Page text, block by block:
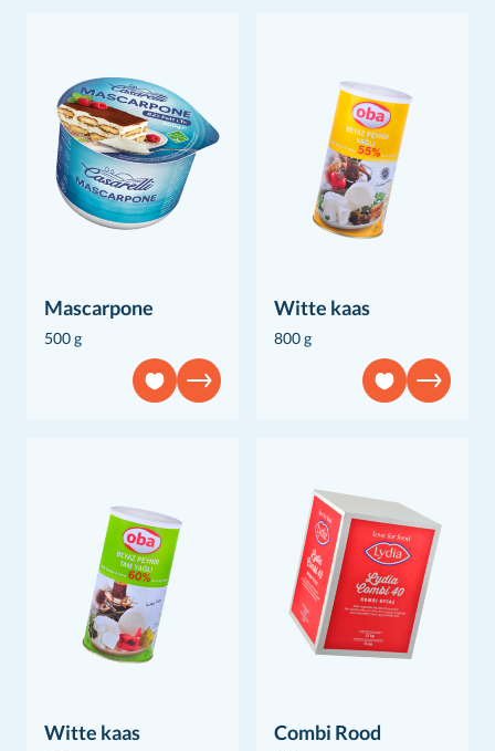
Mascarpone
500 g
Witte kaas
800 g
Witte kaas Combi Rood